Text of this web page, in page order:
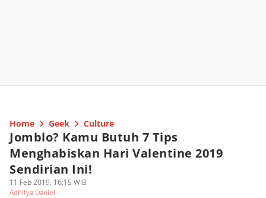
Home Geek Culture
Jomblo? Kamu Butuh 7 Tips
Menghabiskan Hari Valentine 2019
Sendirian Ini!
11 Feb 2019, 16:15 WIB
Adhitya Daniel